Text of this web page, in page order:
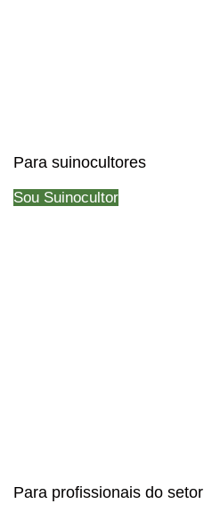
Para suinocultores
Sou Suinocultor
Para profissionais do setor